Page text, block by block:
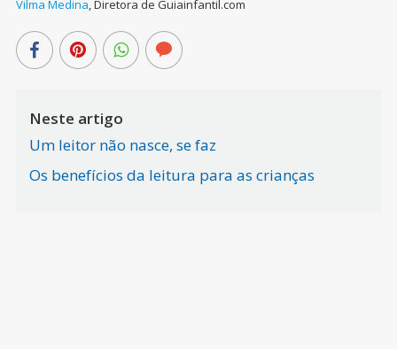
Vilma Medina,Diretora de Guiainfantil.com
Neste artigo
Um leitor não nasce, se faz
Os benefícios da leitura para as crianças